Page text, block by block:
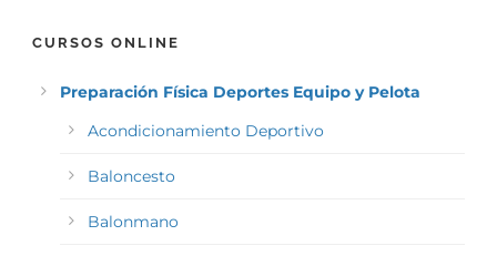
CURSOS ONLINE
Preparación Física Deportes Equipo y Pelota
Acondicionamiento Deportivo
Baloncesto
Balonmano